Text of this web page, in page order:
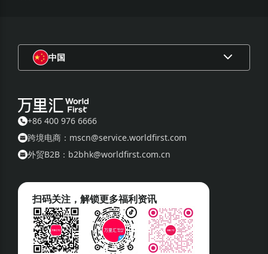
中国
+86 400 976 6666
跨境电商：mscn@service.worldfirst.com
外贸B2B：b2bhk@worldfirst.com.cn
扫码关注，解锁更多福利资讯